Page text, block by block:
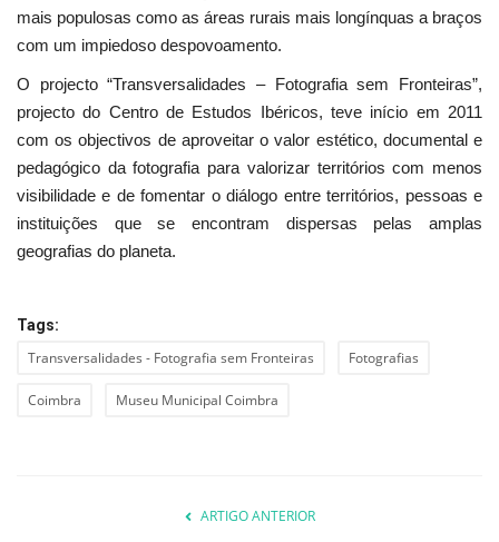
mais populosas como as áreas rurais mais longínquas a braços
com um impiedoso despovoamento.
O projecto “Transversalidades – Fotografia sem Fronteiras”,
projecto do Centro de Estudos Ibéricos, teve início em 2011
com os objectivos de aproveitar o valor estético, documental e
pedagógico da fotografia para valorizar territórios com menos
visibilidade e de fomentar o diálogo entre territórios, pessoas e
instituições que se encontram dispersas pelas amplas
geografias do planeta.
Tags:
Transversalidades - Fotografia sem Fronteiras Fotografias
Coimbra Museu Municipal Coimbra
ARTIGO ANTERIOR